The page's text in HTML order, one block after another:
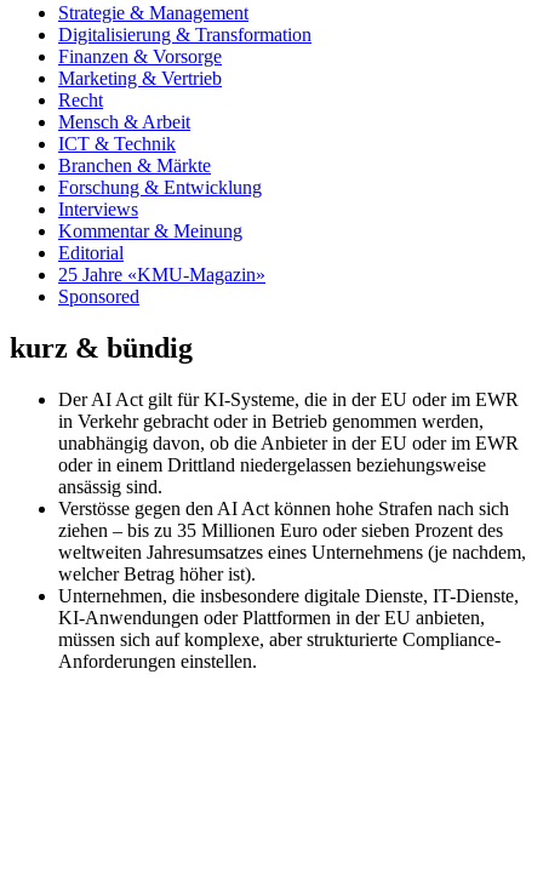
Strategie & Management
Digitalisierung & Transformation
Finanzen & Vorsorge
Marketing & Vertrieb
Recht
Mensch & Arbeit
ICT & Technik
Branchen & Märkte
Forschung & Entwicklung
Interviews
Kommentar & Meinung
Editorial
25 Jahre «KMU-Magazin»
Sponsored
kurz & bündig
Der AI Act gilt für KI-Systeme, die in der EU oder im EWR
in Verkehr gebracht oder in Betrieb genommen werden,
unabhängig davon, ob die Anbieter in der EU oder im EWR
oder in einem Drittland niedergelassen beziehungsweise
ansässig sind.
Verstösse gegen den AI Act können hohe Strafen nach sich
ziehen – bis zu 35 Millionen Euro oder sieben Prozent des
weltweiten Jahresumsatzes eines Unternehmens (je nachdem,
welcher Betrag höher ist).
Unternehmen, die insbesondere digitale Dienste, IT-Dienste,
KI-Anwendungen oder Plattformen in der EU anbieten,
müssen sich auf komplexe, aber strukturierte Compliance-
Anforderungen einstellen.